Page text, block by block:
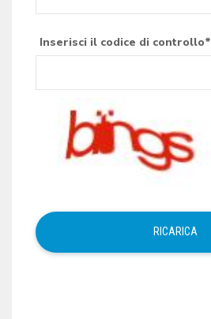
Inserisci il codice di controllo*